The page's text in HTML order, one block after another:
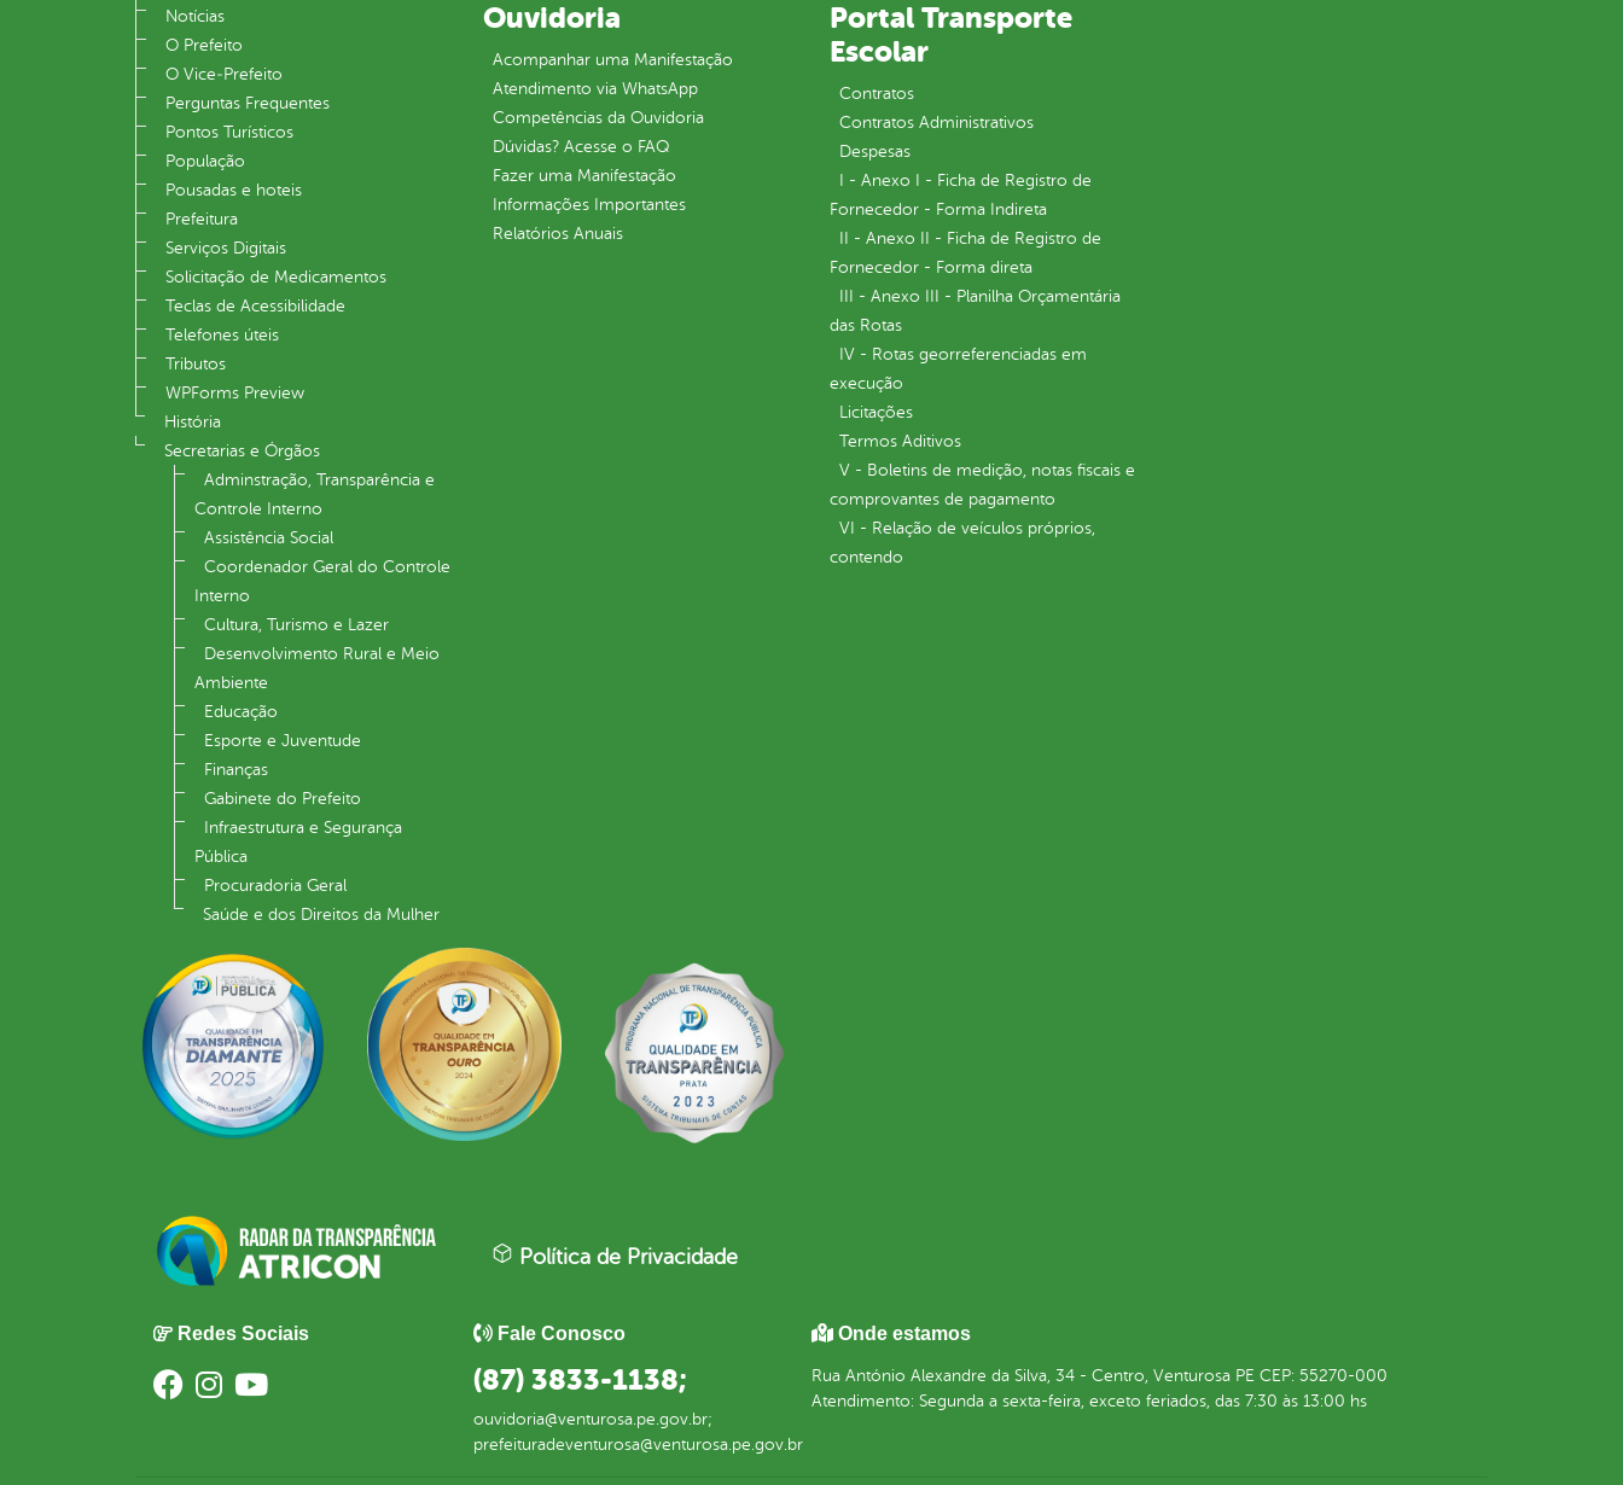
Notícias
O Prefeito
O Vice‐Prefeito
Perguntas Frequentes
Pontos Turísticos
População
Pousadas e hoteis
Prefeitura
Serviços Digitais
Solicitação de Medicamentos
Teclas de Acessibilidade
Telefones úteis
Tributos
WPForms Preview
História
Secretarias e Órgãos
Adminstração, Transparência e
Controle Interno
Assistência Social
Coordenador Geral do Controle
Interno
Cultura, Turismo e Lazer
Desenvolvimento Rural e Meio
Ambiente
Educação
Esporte e Juventude
Finanças
Gabinete do Prefeito
Infraestrutura e Segurança
Pública
Procuradoria Geral
Saúde e dos Direitos da Mulher
Ouvidoria
Acompanhar uma Manifestação
Atendimento via WhatsApp
Competências da Ouvidoria
Dúvidas? Acesse o FAQ
Fazer uma Manifestação
Informações Importantes
Relatórios Anuais
Portal Transporte
Escolar
Contratos
Contratos Administrativos
Despesas
I - Anexo I - Ficha de Registro de
Fornecedor - Forma Indireta
II - Anexo II - Ficha de Registro de
Fornecedor - Forma direta
III - Anexo III - Planilha Orçamentária
das Rotas
IV - Rotas georreferenciadas em
execução
Licitações
Termos Aditivos
V - Boletins de medição, notas fiscais e
comprovantes de pagamento
VI - Relação de veículos próprios,
contendo
Política de Privacidade
Redes Sociais Fale Conosco
(87) 3833-1138;
ouvidoria@venturosa.pe.gov.br;
prefeituradeventurosa@venturosa.pe.gov.br
Onde estamos
Rua António Alexandre da Silva, 34 - Centro, Venturosa PE CEP: 55270-000
Atendimento: Segunda a sexta-feira, exceto feriados, das 7:30 às 13:00 hs